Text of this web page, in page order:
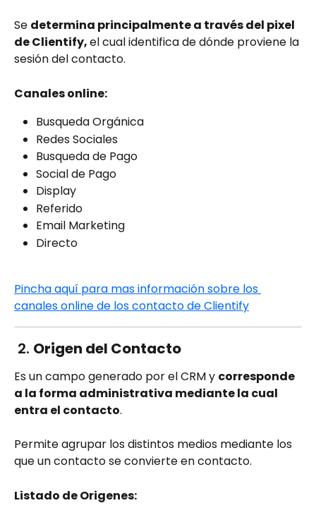
Se determina principalmente a través del pixel
de Clientify, el cual identifica de dónde proviene la
sesión del contacto.
Canales online:
Busqueda Orgánica
Redes Sociales
Busqueda de Pago
Social de Pago
Display
Referido
Email Marketing
Directo
Pincha aquí para mas información sobre los
canales online de los contacto de Clientify
2. Origen del Contacto
Es un campo generado por el CRM y corresponde
a la forma administrativa mediante la cual
entra el contacto.
Permite agrupar los distintos medios mediante los
que un contacto se convierte en contacto.
Listado de Origenes: